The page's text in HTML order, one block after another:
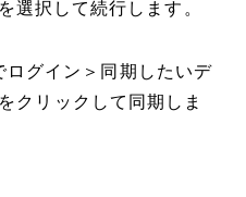
選択して続行します。
グイン＞同期したいデ
クリックして同期しま